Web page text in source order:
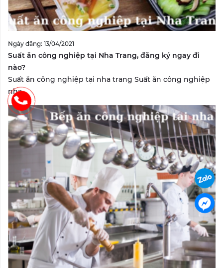
Ngày đăng: 13/04/2021
Suất ăn công nghiệp tại Nha Trang, đăng ký ngay đi
nào?
Suất ăn công nghiệp tại nha trang Suất ăn công nghiệp
nha...